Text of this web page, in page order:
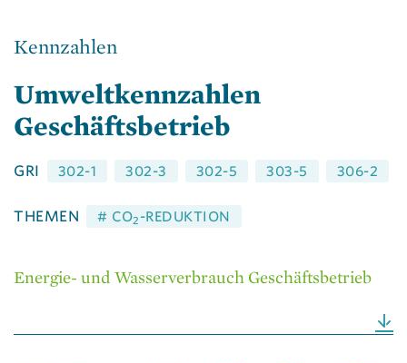
Kennzahlen
Umweltkennzahlen
Geschäftsbetrieb
GRI 302-1 302-3 302-5 303-5 306-2
THEMEN # CO2 -REDUKTION
Energie- und Wasserverbrauch Geschäftsbetrieb